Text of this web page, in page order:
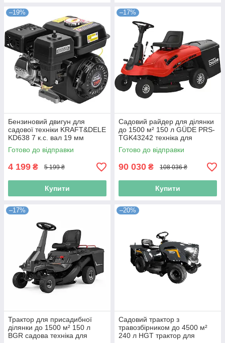
–19%
Бензиновий двигун для
садової техніки KRAFT&DELE
KD638 7 к.с. вал 19 мм
двигун для будівельної
техніки
Готово до відправки
4 199 ₴ 5 199 ₴
Купити
–17%
Cадовий райдер для ділянки
до 1500 м² 150 л GÜDE PRS-
TGK43242 техніка для
косіння трави
Готово до відправки
90 030 ₴ 108 036 ₴
Купити
–17%
Трактор для присадибної
ділянки до 1500 м² 150 л
BGR садова техніка для
–20%
Cадовий трактор з
травозбірником до 4500 м²
240 л HGT трактор для